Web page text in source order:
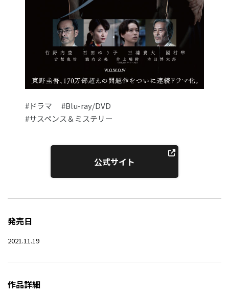
#ドラマ
#Blu-ray/DVD
#サスペンス＆ミステリー
公式サイト
発売日
2021.11.19
作品詳細